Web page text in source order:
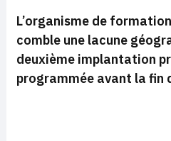
L’organisme de
comble une lacune
deuxième implantation
programmée avant la fin